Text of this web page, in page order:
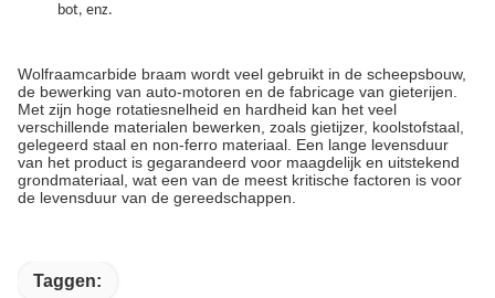
bot, enz.
Wolfraamcarbide braam wordt veel gebruikt in de scheepsbouw,
de bewerking van auto-motoren en de fabricage van gieterijen.
Met zijn hoge rotatiesnelheid en hardheid kan het veel
verschillende materialen bewerken, zoals gietijzer, koolstofstaal,
gelegeerd staal en non-ferro materiaal. Een lange levensduur
van het product is gegarandeerd voor maagdelijk en uitstekend
grondmateriaal, wat een van de meest kritische factoren is voor
de levensduur van de gereedschappen.
Taggen: